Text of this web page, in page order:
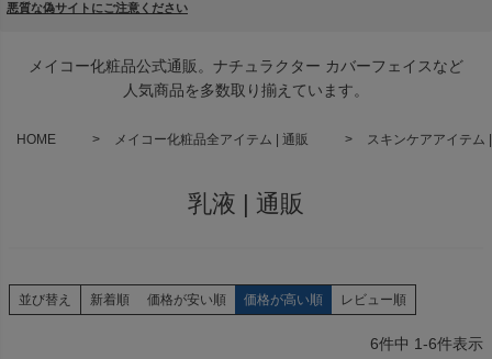
悪質な偽サイトにご注意ください
メイコー化粧品公式通販。ナチュラクター カバーフェイスなど
人気商品を多数取り揃えています。
HOME メイコー化粧品全アイテム | 通販 スキンケアアイテム
乳液 | 通販
並び替え 新着順 価格が安い順 価格が高い順 レビュー順
6件中 1-6件表示